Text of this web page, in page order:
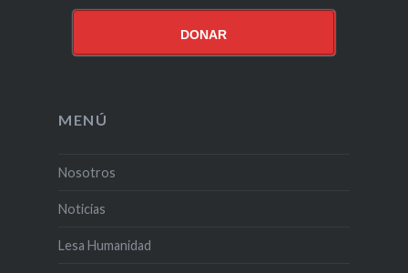
DONAR
MENÚ
Nosotros
Noticias
Lesa Humanidad